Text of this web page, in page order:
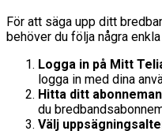
För att säga upp ditt
behöver du följa några
Logga in på Mitt
logga in med dina
Hitta ditt
du
Välj